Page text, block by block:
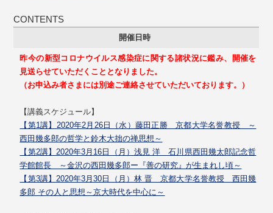
CONTENTS
開催日時
昨今の新型コロナウイルス感染症に関する諸状況に鑑み、開催を
見送らせていただくこととなりました。
（お申込み者さまには別途ご連絡させていただいております。）
【講義スケジュール】
【第1講】2020年2月26日（水）藤田正勝 京都大学名誉教授 ～
西田幾多郎の哲学と鈴木大拙の禅思想～
【第2講】2020年3月16日（月）浅見 洋 石川県西田幾太郎記念哲
学館館長 ～金沢の西田幾多郎ー『善の研究』が生まれし頃～
【第3講】2020年3月30日（月）林 晋 京都大学名誉教授 西田幾
多郎 その人と思想～京大時代を中心に～